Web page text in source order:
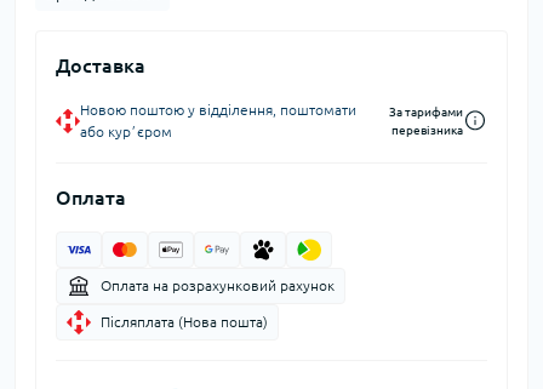
Доставка
Новою поштою у відділення, поштомати
або курʼєром
За тарифами
перевізника
Оплата
Оплата на розрахунковий рахунок
Післяплата (Нова пошта)